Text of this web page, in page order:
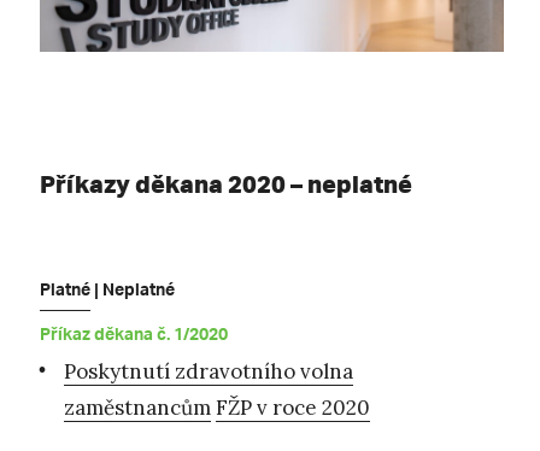
Příkazy děkana 2020 – neplatné
Platné| Neplatné
Příkaz děkana č. 1/2020
Poskytnutí zdravotního volna
zaměstnancůmFŽPv roce 2020